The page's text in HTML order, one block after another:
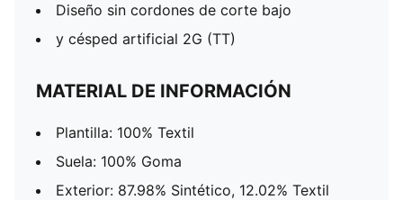
Diseño sin cordones de corte bajo
y césped artificial 2G (TT)
MATERIAL DE INFORMACIÓN
Plantilla: 100% Textil
Suela: 100% Goma
Exterior: 87.98% Sintético, 12.02% Textil